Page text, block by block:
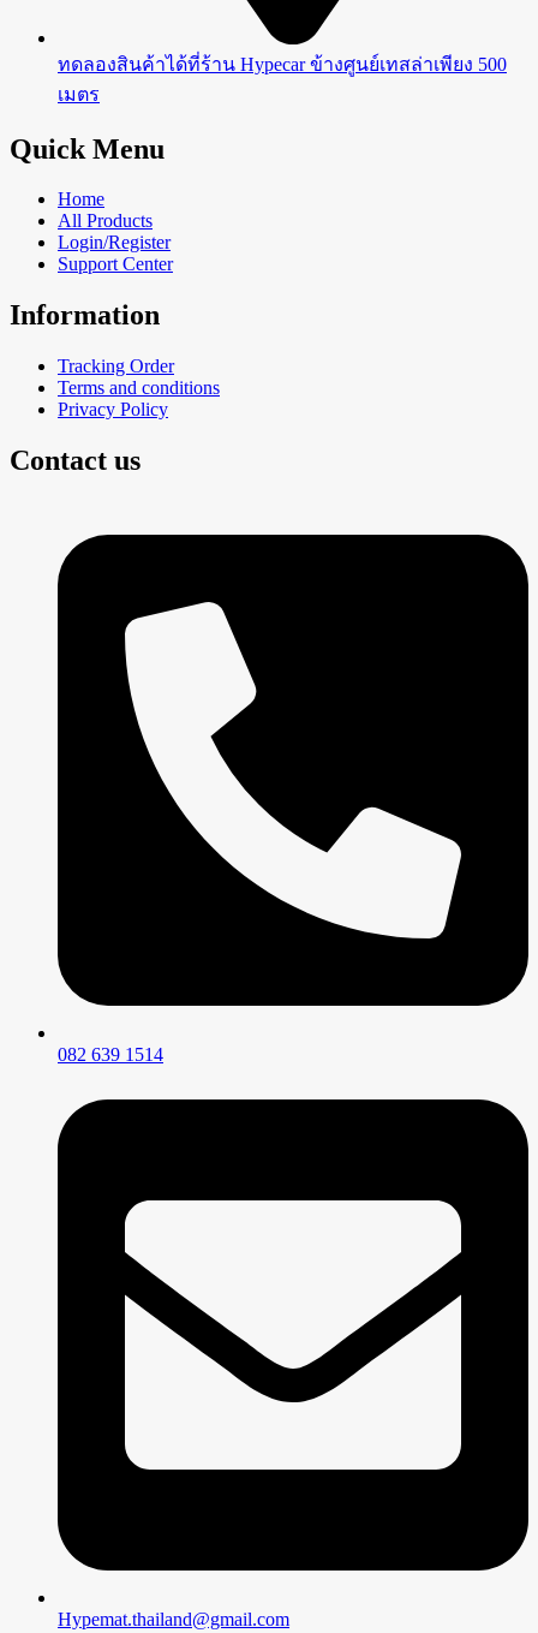
ทดลองสินค้าได้ที่ร้าน Hypecar ข้างศูนย์เทสล่าเพียง 500
เมตร
Quick Menu
Home
All Products
Login/Register
Support Center
Information
Tracking Order
Terms and conditions
Privacy Policy
Contact us
082 639 1514
Hypemat.thailand@gmail.com